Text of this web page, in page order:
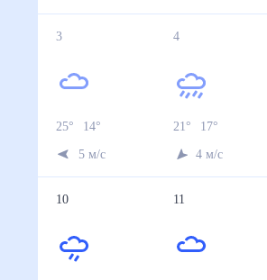
3
25° 14°
5 м/с
4
21° 17°
4 м/с
10 11